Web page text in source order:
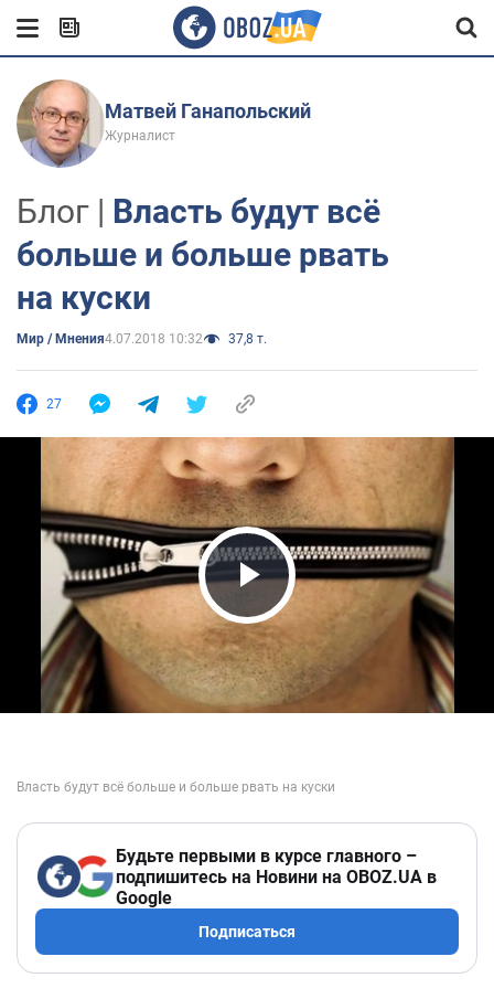
Матвей Ганапольский
Журналист
Блог | Власть будут всё
больше и больше рвать
на куски
Мир / Мнения4.07.2018 10:32 37,8 т.
27
Play Video
Будьте первыми в курсе главного –
подпишитесь на Новини на OBOZ.UA в
Google
Подписаться